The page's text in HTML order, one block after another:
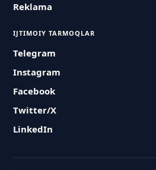
Reklama
IJTIMOIY TARMOQLAR
Telegram
Instagram
Facebook
Twitter/X
LinkedIn